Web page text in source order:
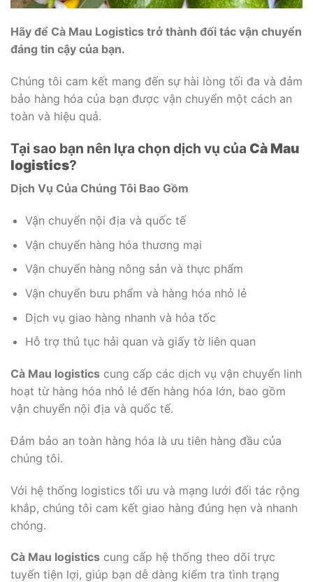
Hãy để Cà Mau Logistics trở thành đối tác vận chuyển
đáng tin cậy của bạn.
Chúng tôi cam kết mang đến sự hài lòng tối đa và đảm
bảo hàng hóa của bạn được vận chuyển một cách an
toàn và hiệu quả.
Tại sao bạn nên lựa chọn dịch vụ của Cà Mau
logistics?
Dịch Vụ Của Chúng Tôi Bao Gồm
Vận chuyển nội địa và quốc tế
Vận chuyển hàng hóa thương mại
Vận chuyển hàng nông sản và thực phẩm
Vận chuyển bưu phẩm và hàng hóa nhỏ lẻ
Dịch vụ giao hàng nhanh và hỏa tốc
Hỗ trợ thủ tục hải quan và giấy tờ liên quan
Cà Mau logistics cung cấp các dịch vụ vận chuyển linh
hoạt từ hàng hóa nhỏ lẻ đến hàng hóa lớn, bao gồm
vận chuyển nội địa và quốc tế.
Đảm bảo an toàn hàng hóa là ưu tiên hàng đầu của
chúng tôi.
Với hệ thống logistics tối ưu và mạng lưới đối tác rộng
khắp, chúng tôi cam kết giao hàng đúng hẹn và nhanh
chóng.
Cà Mau logistics cung cấp hệ thống theo dõi trực
tuyến tiện lợi, giúp bạn dễ dàng kiểm tra tình trạng